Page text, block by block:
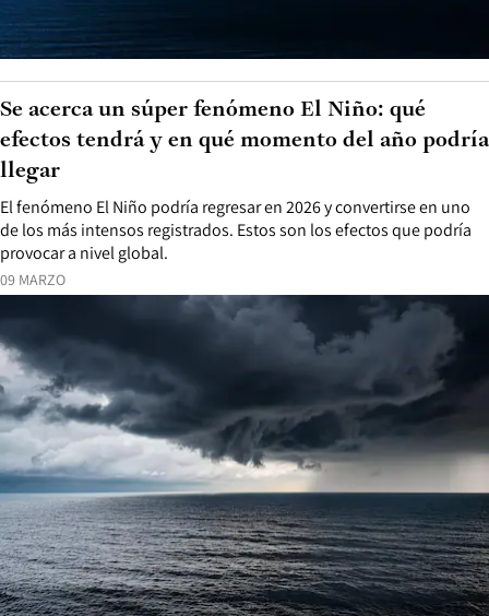
09 MARZO
El fenómeno El Niño podría regresar en 2026 y convertirse en uno
de los más intensos registrados. Estos son los efectos que podría
provocar a nivel global.
Se acerca un súper fenómeno El Niño: qué
efectos tendrá y en qué momento del año podría
llegar